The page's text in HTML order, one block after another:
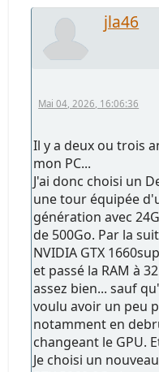
jla46
Mai 04, 2026, 16:06:36
Il y a deux ou trois
mon PC...
J'ai donc choisi un
une tour équipée
génération avec
de 500Go. Par la
NVIDIA GTX
et passé la RAM à
assez bien... sauf
voulu avoir un peu
notamment en
changeant le GPU.
Je choisi un